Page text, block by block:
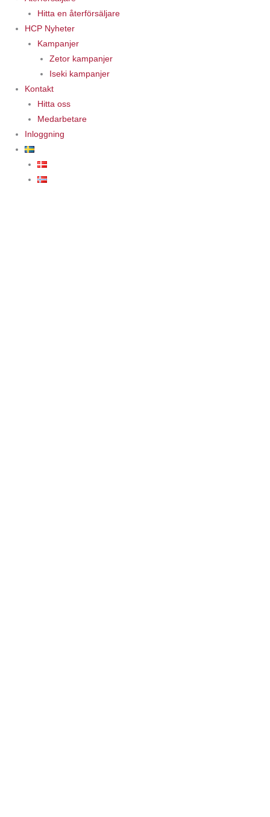
Hitta en återförsäljare
HCP Nyheter
Kampanjer
Zetor kampanjer
Iseki kampanjer
Kontakt
Hitta oss
Medarbetare
Inloggning